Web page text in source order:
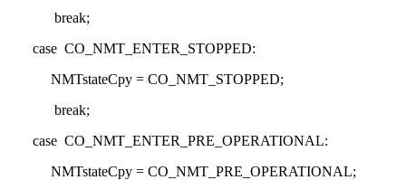
break;
case CO_NMT_ENTER_STOPPED:
NMTstateCpy = CO_NMT_STOPPED;
break;
case CO_NMT_ENTER_PRE_OPERATIONAL:
NMTstateCpy = CO_NMT_PRE_OPERATIONAL;